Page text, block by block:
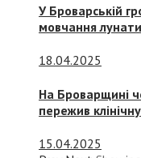
У Броварській
мовчання
18.04.2025
На Броварщині
пережив
15.04.2025